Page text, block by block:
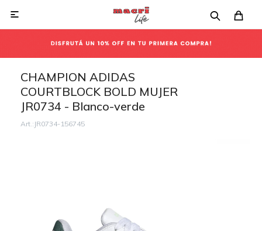

CHAMPION ADIDAS
COURTBLOCK BOLD MUJER
JR0734 - Blanco-verde
JR0734-156745